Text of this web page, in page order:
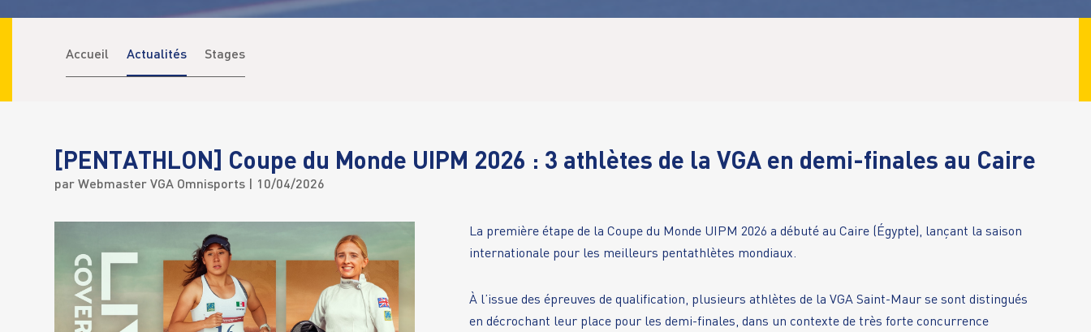
Accueil Actualités Stages
[PENTATHLON] Coupe du Monde UIPM 2026 : 3 athlètes de la VGA en demi-finales au Caire
parWebmaster VGA Omnisports | 10/04/2026
La première étape de la Coupe du Monde UIPM 2026 a débuté au Caire (Égypte), lançant la saison
internationale pour les meilleurs pentathlètes mondiaux.
À l’issue des épreuves de qualification, plusieurs athlètes de la VGA Saint-Maur se sont distingués
en décrochant leur place pour les demi-finales, dans un contexte de très forte concurrence